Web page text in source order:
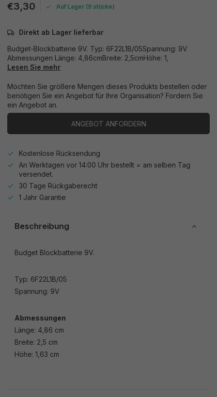
€3,30 Auf Lager (9 stücke)
Direkt ab Lager lieferbar
Budget-Blockbatterie 9V. Typ: 6F22L1B/05Spannung: 9V
Abmessungen Länge: 4,86cmBreite: 2,5cmHöhe: 1,
Lesen Sie mehr
Möchten Sie größere Mengen dieses Produkts bestellen oder
benötigen Sie ein Angebot für Ihre Organisation? Fordern Sie
ein Angebot an.
ANGEBOT ANFORDERN
Kostenlose Rücksendung
An Werktagen vor 14:00 Uhr bestellt = am selben Tag
versendet.
30 Tage Rückgaberecht
1 Jahr Garantie
Beschreibung
Budget Blockbatterie 9V.
Typ: 6F22L1B/05
Spannung: 9V
Abmessungen
Länge: 4,86 cm
Breite: 2,5 cm
Höhe: 1,63 cm